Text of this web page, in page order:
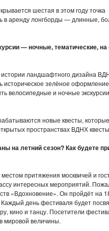
шестая в этом году точка
в аренду лонгборды — длинные,
— ночные, тематические, на
ландшафтного дизайна
историческое зелёное
велосипедные и ночные
новые квесты,
пространствах ВДНХ
на летний сезон? Как будете
притяжения москвичей и
интересных мероприятий.
«Вдохновение». Он пройдёт на
день фестиваля будет
кино и танцу. Посетители
мировой величины.